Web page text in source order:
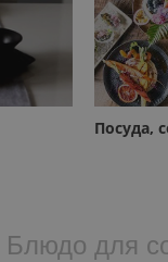
Посуда,
Блюдо для